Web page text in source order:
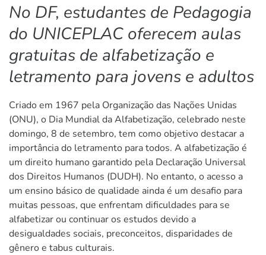
No DF, estudantes de Pedagogia
do UNICEPLAC oferecem aulas
gratuitas de alfabetização e
letramento para jovens e adultos
Criado em 1967 pela Organização das Nações Unidas
(ONU), o Dia Mundial da Alfabetização, celebrado neste
domingo, 8 de setembro, tem como objetivo destacar a
importância do letramento para todos. A alfabetização é
um direito humano garantido pela Declaração Universal
dos Direitos Humanos (DUDH). No entanto, o acesso a
um ensino básico de qualidade ainda é um desafio para
muitas pessoas, que enfrentam dificuldades para se
alfabetizar ou continuar os estudos devido a
desigualdades sociais, preconceitos, disparidades de
gênero e tabus culturais.